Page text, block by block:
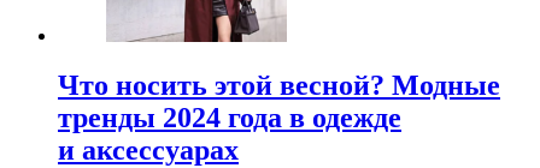
Что носить этой весной? Модные
тренды 2024 года в одежде
и аксессуарах